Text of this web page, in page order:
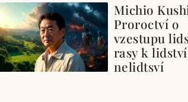
Michio
Proroctví o
vzestupu
rasy k
nelidtsví